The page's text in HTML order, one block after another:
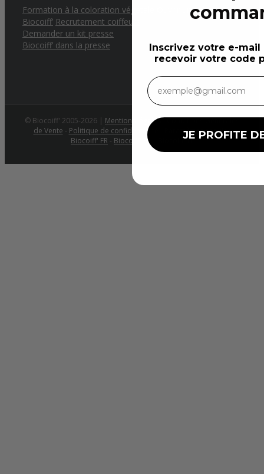
Formation à la coloration végétale
Ouvrir un salon
Biocoiff’ Recrutement coiffeurs
Demander un kit presse
Biocoiff’ dans la presse
© Biocoiff' 2005-2026 | Mentions légales-Conditions Générales
de Vente - Politique de confidentialité
Paramètres cookies
Biocoiff' FR - Biocoiff' EN Biocoiff' IT
Inscrivez votre e-
recevoir votre code
JE PROFITE